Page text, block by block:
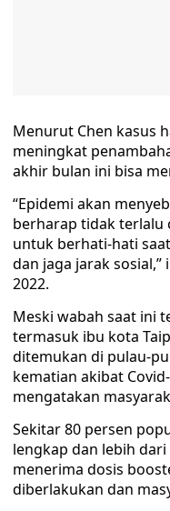
Menurut Chen kasus
meningkat
akhir bulan ini bisa
“Epidemi akan
berharap tidak terlalu
untuk berhati-hati
dan jaga jarak sosial,”
2022.
Meski wabah saat ini
termasuk ibu kota
ditemukan di pulau-
kematian akibat
mengatakan
Sekitar 80 persen
lengkap dan lebih
menerima dosis
diberlakukan dan